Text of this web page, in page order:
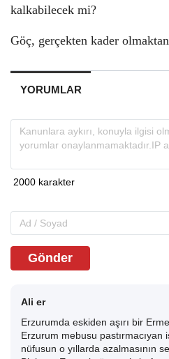
kalkabilecek mi?
Göç, gerçekten kader
YORUMLAR
Gönder
Ali er
Erzurumda eskiden aşırı bir
Erzurum mebusu pastırmacıyan
nüfusun o yıllarda azalmasının